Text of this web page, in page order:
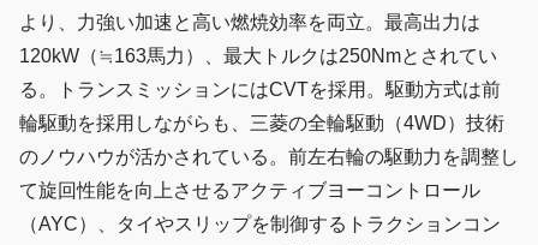
より、力強い加速と高い燃焼効率を両立。最高出力は
120kW（≒163馬力）、最大トルクは250Nmとされてい
る。トランスミッションにはCVTを採用。駆動方式は前
輪駆動を採用しながらも、三菱の全輪駆動（4WD）技術
のノウハウが活かされている。前左右輪の駆動力を調整し
て旋回性能を向上させるアクティブヨーコントロール
（AYC）、タイやスリップを制御するトラクションコン